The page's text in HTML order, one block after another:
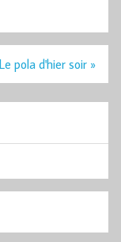
Le pola d'hier soir »